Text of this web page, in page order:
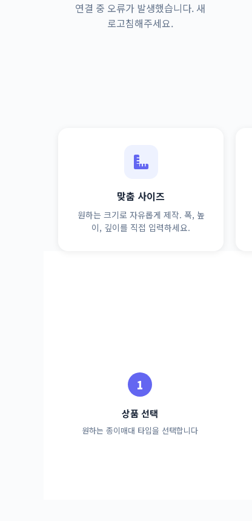
연결 중 오류가 발생했습니다. 새
로고침해주세요.
맞춤 사이즈
원하는 크기로 자유롭게 제작. 폭, 높
이, 깊이를 직접 입력하세요.
상품 선택
원하는 종이매대 타입을 선택합니다